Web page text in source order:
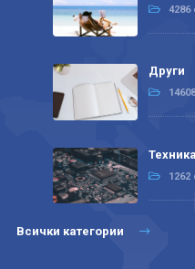
4286
Други
1262
Всички категории